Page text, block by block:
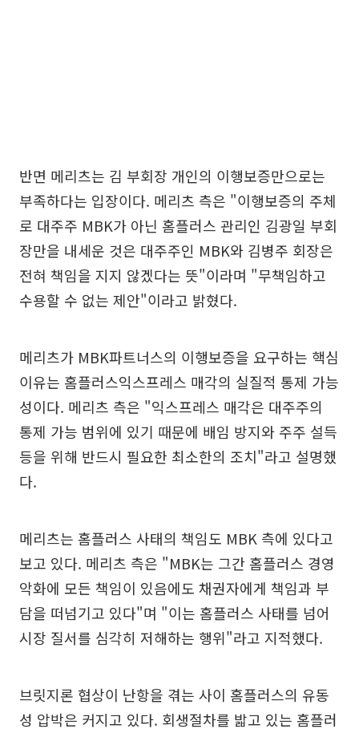
반면 메리츠는 김 부회장 개인의 이행보증만으로는
부족하다는 입장이다. 메리츠 측은 "이행보증의 주체
로 대주주 MBK가 아닌 홈플러스 관리인 김광일 부회
장만을 내세운 것은 대주주인 MBK와 김병주 회장은
전혀 책임을 지지 않겠다는 뜻"이라며 "무책임하고
수용할 수 없는 제안"이라고 밝혔다.
메리츠가 MBK파트너스의 이행보증을 요구하는 핵심
이유는 홈플러스익스프레스 매각의 실질적 통제 가능
성이다. 메리츠 측은 "익스프레스 매각은 대주주의
통제 가능 범위에 있기 때문에 배임 방지와 주주 설득
등을 위해 반드시 필요한 최소한의 조치"라고 설명했
다.
메리츠는 홈플러스 사태의 책임도 MBK 측에 있다고
보고 있다. 메리츠 측은 "MBK는 그간 홈플러스 경영
악화에 모든 책임이 있음에도 채권자에게 책임과 부
담을 떠넘기고 있다"며 "이는 홈플러스 사태를 넘어
시장 질서를 심각히 저해하는 행위"라고 지적했다.
브릿지론 협상이 난항을 겪는 사이 홈플러스의 유동
성 압박은 커지고 있다. 회생절차를 밟고 있는 홈플러